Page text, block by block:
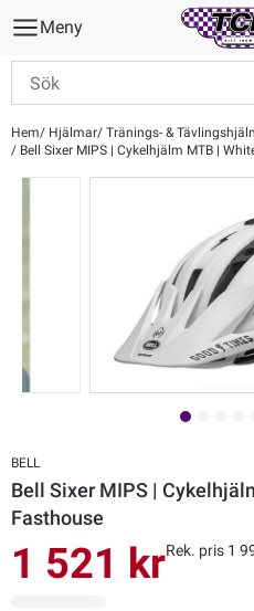
Meny
Hem Hjälmar Tränings- &
Bell Sixer MIPS | Cykelhjälm MTB |
BELL
Bell Sixer MIPS |
Fasthouse
1 521 krRek. pris 1